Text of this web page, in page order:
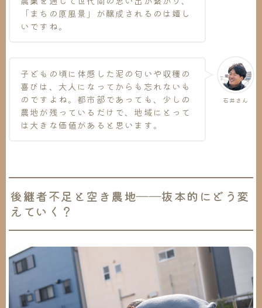
「まちの原風景」が醸成されるのは嬉し
いですね。
石井さん
子どもの頃に体感した泥の匂いや収穫の
喜びは、大人になってからも忘れないも
のですよね。都市部であっても、少しの
農地が残っているだけで、地域にとって
は大きな価値があると思います。
後継者不足と空き農地――抜本的にどう変
えていく？